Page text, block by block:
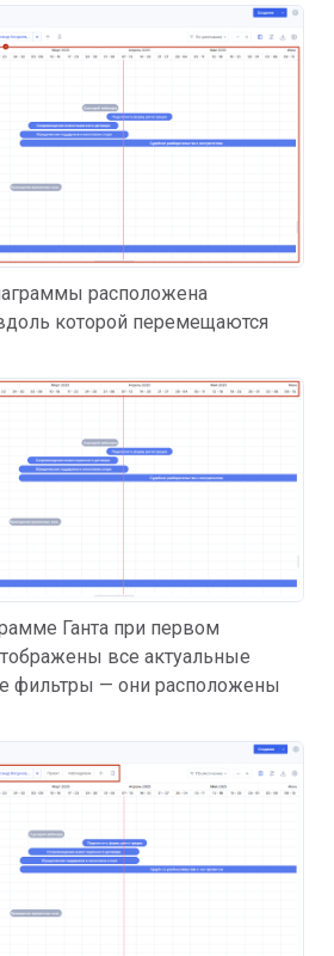
расположена
которой перемещаются
Ганта при первом
все актуальные
фильтры — они расположены